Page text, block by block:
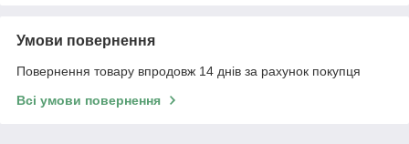
Умови повернення
Повернення товару впродовж 14 днів за рахунок покупця
Всі умови повернення